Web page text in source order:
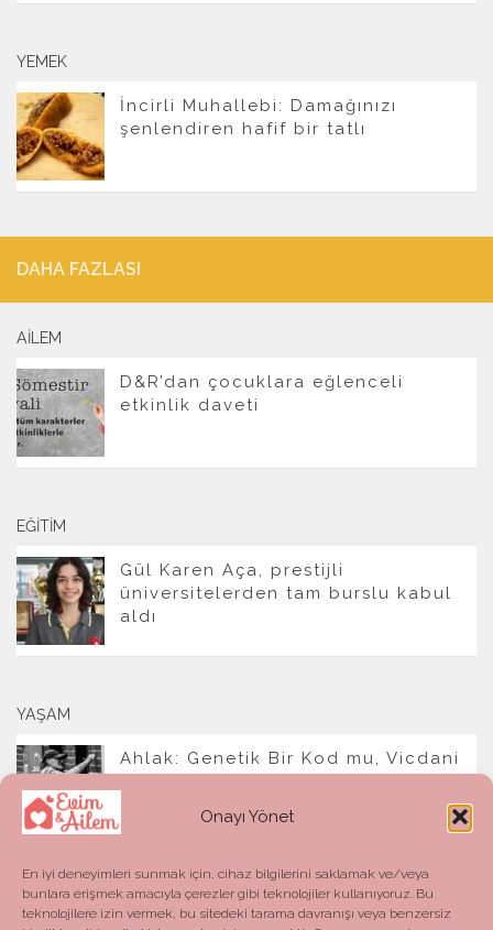
Onayı Yönet
En iyi deneyimleri sunmak için, cihaz bilgilerini saklamak ve/veya
bunlara erişmek amacıyla çerezler gibi teknolojiler kullanıyoruz. Bu
teknolojilere izin vermek, bu sitedeki tarama davranışı veya benzersiz
YEMEK
İncirli Muhallebi: Damağınızı
şenlendiren hafif bir tatlı
DAHA FAZLASI
AILEM
D&R’dan çocuklara eğlenceli
etkinlik daveti
EĞITIM
Gül Karen Aça, prestijli
üniversitelerden tam burslu kabul
aldı
YAŞAM
Ahlak: Genetik Bir Kod mu, Vicdani